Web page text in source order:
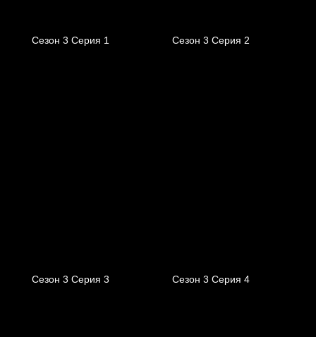
Сезон 3 Серия 1 Сезон 3 Серия 2
Сезон 3 Серия 3 Сезон 3 Серия 4